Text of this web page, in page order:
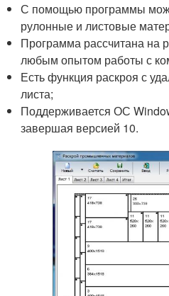
С помощью программы
рулонные и листовые
Программа рассчитана на
любым опытом работы с
Есть функция раскроя с
листа;
Поддерживается ОС
завершая версией 10.